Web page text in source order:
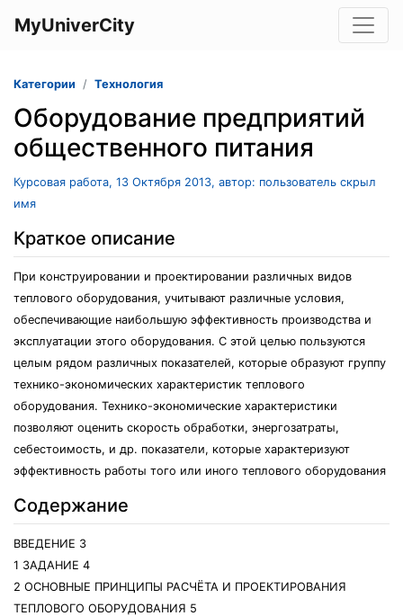
MyUniverCity
Категории Технология
Оборудование предприятий
общественного питания
Курсовая работа, 13 Октября 2013, автор: пользователь скрыл
имя
Краткое описание
При конструировании и проектировании различных видов
теплового оборудования, учитывают различные условия,
обеспечивающие наибольшую эффективность производства и
эксплуатации этого оборудования. С этой целью пользуются
целым рядом различных показателей, которые образуют группу
технико-экономических характеристик теплового
оборудования. Технико-экономические характеристики
позволяют оценить скорость обработки, энергозатраты,
себестоимость, и др. показатели, которые характеризуют
эффективность работы того или иного теплового оборудования
Содержание
ВВЕДЕНИЕ 3
1 ЗАДАНИЕ 4
2 ОСНОВНЫЕ ПРИНЦИПЫ РАСЧЁТА И ПРОЕКТИРОВАНИЯ
ТЕПЛОВОГО ОБОРУДОВАНИЯ 5